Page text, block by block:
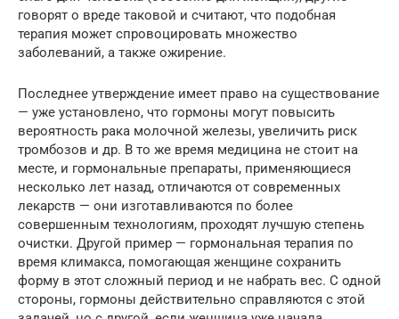
говорят о вреде таковой и считают, что подобная
терапия может спровоцировать множество
заболеваний, а также ожирение.
Последнее утверждение имеет право на существование
— уже установлено, что гормоны могут повысить
вероятность рака молочной железы, увеличить риск
тромбозов и др. В то же время медицина не стоит на
месте, и гормональные препараты, применяющиеся
несколько лет назад, отличаются от современных
лекарств — они изготавливаются по более
совершенным технологиям, проходят лучшую степень
очистки. Другой пример — гормональная терапия по
время климакса, помогающая женщине сохранить
форму в этот сложный период и не набрать вес. С одной
стороны, гормоны действительно справляются с этой